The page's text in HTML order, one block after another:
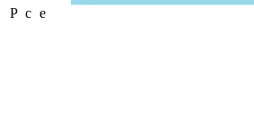
jusqu'à